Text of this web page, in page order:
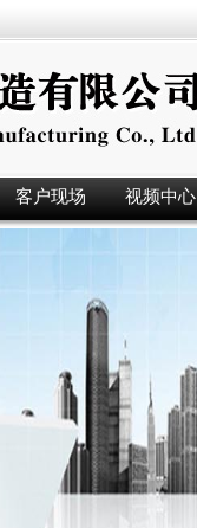
客户现场 视频中心